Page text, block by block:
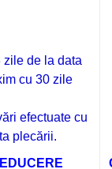
de la data
cu 30 zile
efectuate cu
plecării.